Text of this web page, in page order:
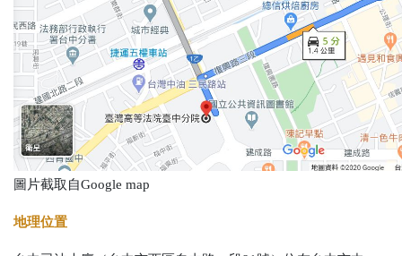
圖片截取自Google map
地理位置